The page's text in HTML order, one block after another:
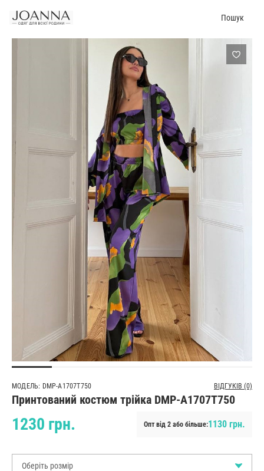
Пошук
МОДЕЛЬ: DMP-A1707T750 ВІДГУКІВ (0)
Принтований костюм трійка DMP-A1707T750
1230 грн. Опт від 2 або більше:1130 грн.
Оберіть розмір